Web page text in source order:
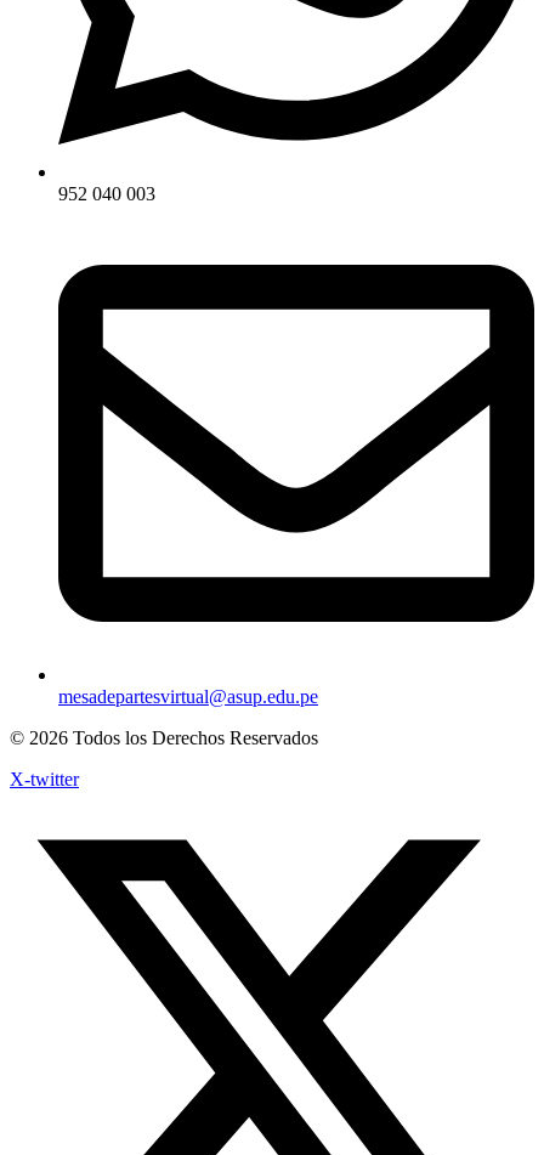
952 040 003
mesadepartesvirtual@asup.edu.pe
© 2026 Todos los Derechos Reservados
X-twitter